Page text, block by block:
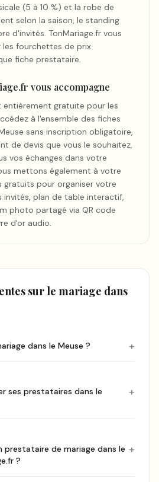
(5 à 10 %) et la robe de
selon la saison, le standing
d'invités. TonMariage.fr vous
fourchettes de prix
fiche prestataire.
vous accompagne
gratuite pour les
à l'ensemble des fiches
sans inscription obligatoire,
de devis que vous le souhaitez,
vos échanges dans votre
mettons également à votre
gratuits pour organiser votre
invités, plan de table interactif,
photo partagé via QR code
d'or audio.
sur le mariage dans
dans le Meuse ? +
ses prestataires dans le
+
de mariage dans le
?
+